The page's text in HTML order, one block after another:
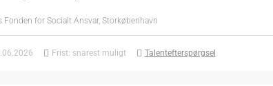
Fonden for Socialt Ansvar, Storkøbenhavn
Frist: snarest muligt Talentefterspørgsel